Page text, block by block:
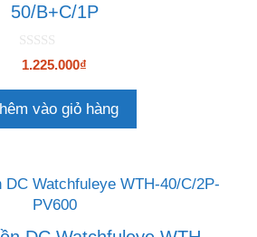
50/B+C/1P
0
n
à
1.225.000₫
vào giỏ hàng